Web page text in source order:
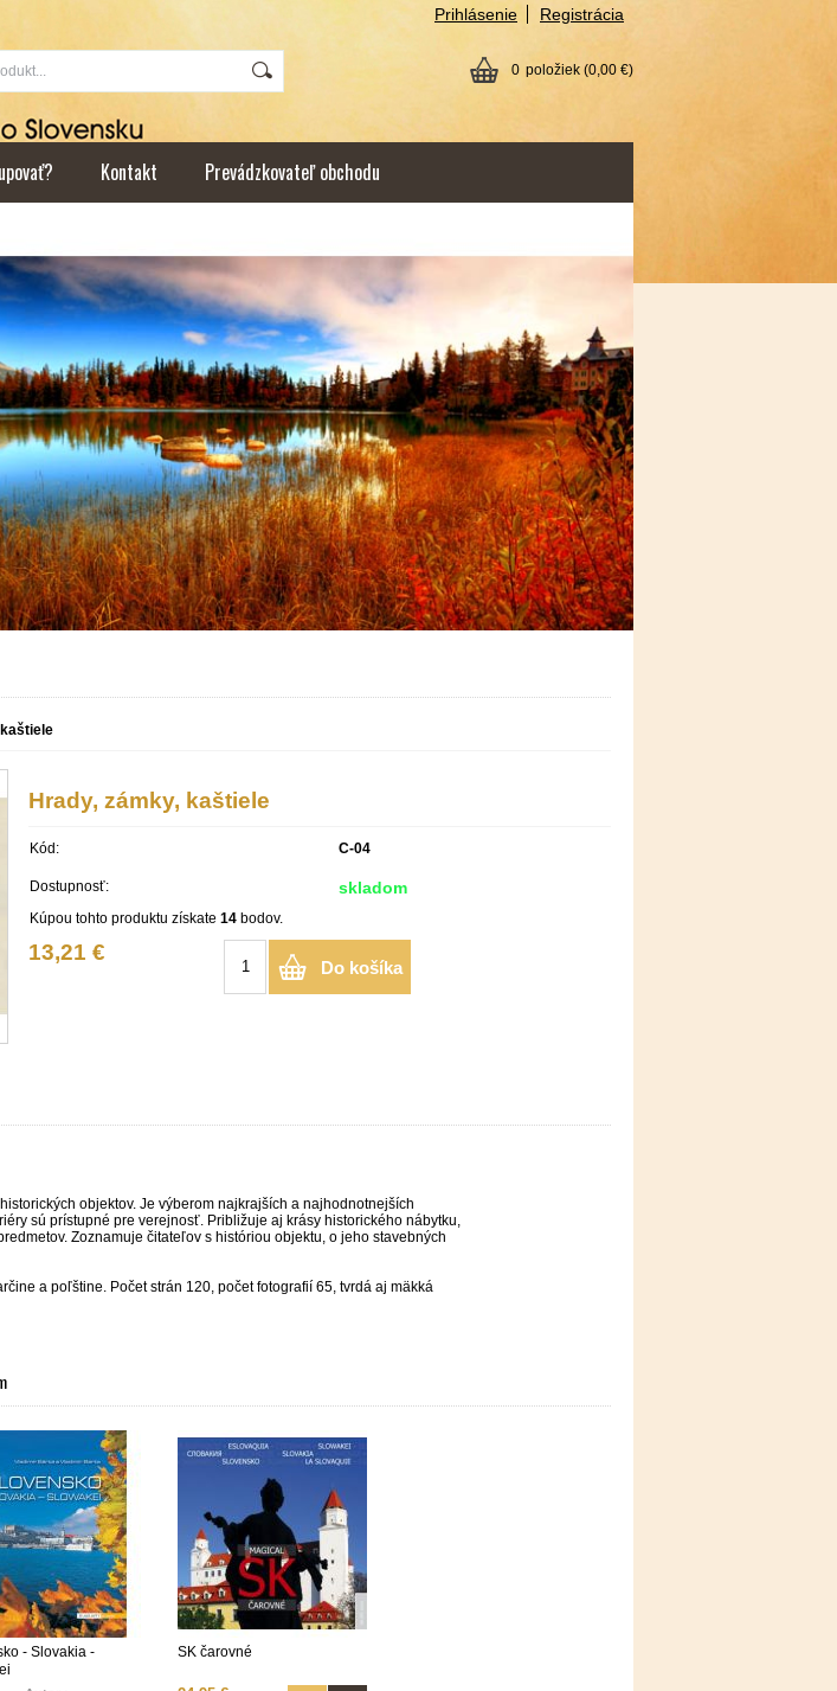
Prihlásenie Registrácia
0 položiek (0,00 €)
Kontakt Prevádzkovateľ obchodu
Hrady, zámky, kaštiele
Kód: C-04
Dostupnosť: skladom
Kúpou tohto produktu získate 14 bodov.
13,21 €
Do košíka
objektov. Je výberom najkrajších a najhodnotnejších
sú prístupné pre verejnosť. Približuje aj krásy historického nábytku,
Zoznamuje čitateľov s históriou objektu, o jeho stavebných
a poľštine. Počet strán 120, počet fotografií 65, tvrdá aj mäkká
- Slovakia -
SK čarovné